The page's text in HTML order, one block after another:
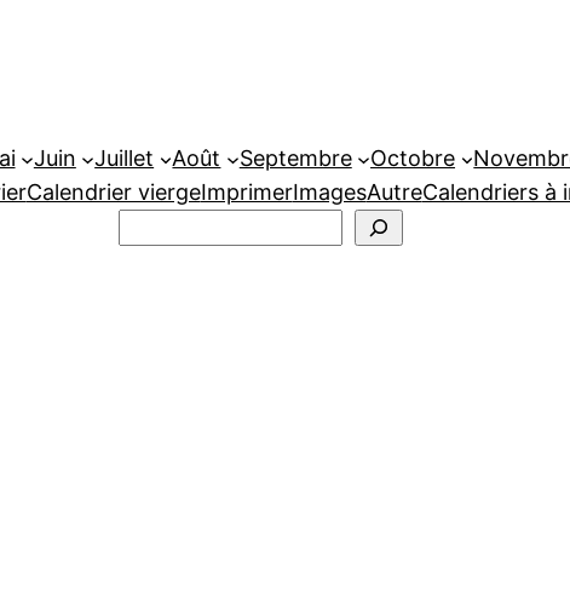
Juin Juillet Août Septembre Octobre
Calendrier viergeImprimerImagesAutreCalendriers à